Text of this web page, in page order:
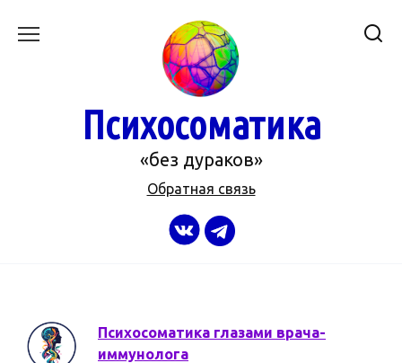
Психосоматика
«без дураков»
Обратная связь
Психосоматика глазами врача-
иммунолога